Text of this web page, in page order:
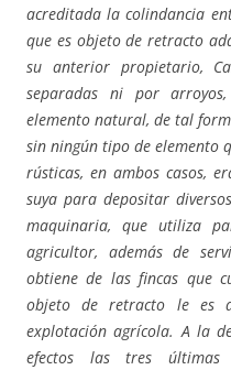
acreditada la colindancia
que es objeto de retracto
su anterior propietario,
separadas ni por
elemento natural, de tal
sin ningún tipo de elemento
rústicas, en ambos casos,
suya para depositar
maquinaria, que utiliza
agricultor, además de
obtiene de las fincas que
objeto de retracto le es
explotación agrícola. A la
efectos las tres últimas